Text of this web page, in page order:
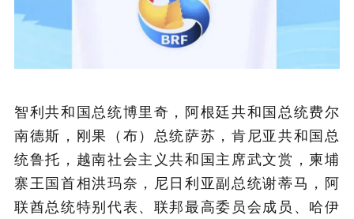
智利共和国总统博里奇，阿根廷共和国总统费尔
南德斯，刚果（布）总统萨苏，肯尼亚共和国总
统鲁托，越南社会主义共和国主席武文赏，柬埔
寨王国首相洪玛奈，尼日利亚副总统谢蒂马，阿
联酋总统特别代表、联邦最高委员会成员、哈伊